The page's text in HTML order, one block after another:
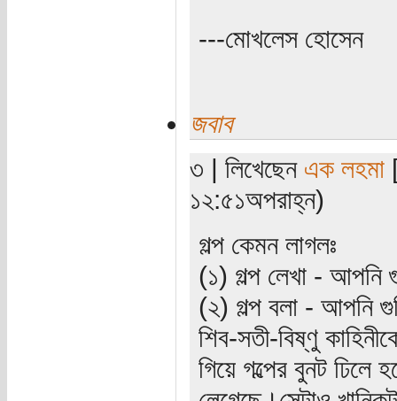
---মোখলেস হোসেন
জবাব
৩ | লিখেছেন এক লহমা
১২:৫১অপরাহ্ন)
গল্প কেমন লাগলঃ
(১) গল্প লেখা - আপনি
(২) গল্প বলা - আপনি
শিব-সতী-বিষ্ণু
গিয়ে গল্পের বুনট